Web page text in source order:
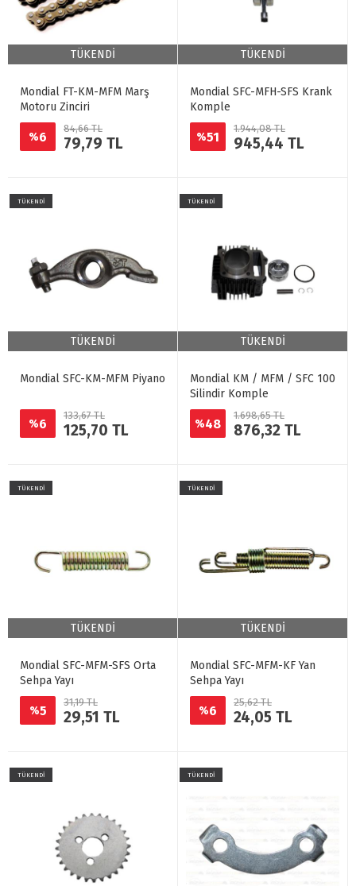
TÜKENDİ
Mondial FT-KM-MFM Marş
Motoru Zinciri
%6
84,66 TL
79,79 TL
TÜKENDİ
Mondial SFC-MFH-SFS Krank
Komple
%51
1.944,08 TL
945,44 TL
TÜKENDİ
TÜKENDİ
Mondial SFC-KM-MFM Piyano
%6
133,67 TL
125,70 TL
TÜKENDİ
TÜKENDİ
Mondial KM / MFM / SFC 100
Silindir Komple
%48
1.698,65 TL
876,32 TL
TÜKENDİ
TÜKENDİ
Mondial SFC-MFM-SFS Orta
Sehpa Yayı
%5
31,19 TL
29,51 TL
TÜKENDİ
TÜKENDİ
Mondial SFC-MFM-KF Yan
Sehpa Yayı
%6
25,62 TL
24,05 TL
TÜKENDİ TÜKENDİ